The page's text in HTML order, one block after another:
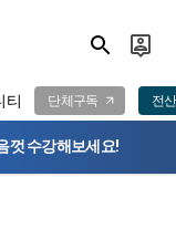
티 단체구독 전
껏 수강해보세요!